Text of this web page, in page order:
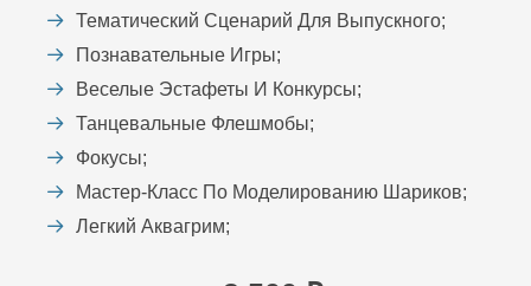
Тематический Сценарий Для Выпускного;
Познавательные Игры;
Веселые Эстафеты И Конкурсы;
Танцевальные Флешмобы;
Фокусы;
Мастер-Класс По Моделированию Шариков;
Легкий Аквагрим;